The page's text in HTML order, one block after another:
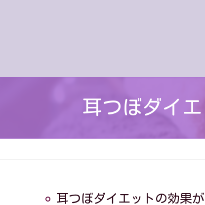
耳つぼダイ
耳つぼダイエットの効果